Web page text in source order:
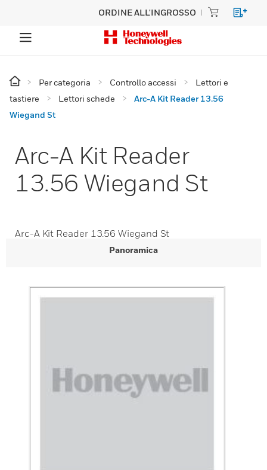
ORDINE ALL'INGROSSO
Per categoria Controllo accessi
Lettori e
tastiere
Lettori schede
Arc-A Kit Reader 13.56
Wiegand St
Arc-A Kit Reader
13.56 Wiegand St
Arc-A Kit Reader 13.56 Wiegand St
Panoramica